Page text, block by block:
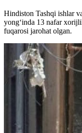
Hindiston Tashqi ishlar
yong‘inda 13 nafar
fuqarosi jarohat olgan.